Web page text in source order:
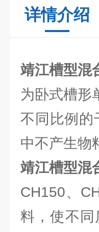
详情介绍
靖江槽型混
为卧式槽形
不同比例的
中不产生物
靖江槽型混
CH150、
料，使不